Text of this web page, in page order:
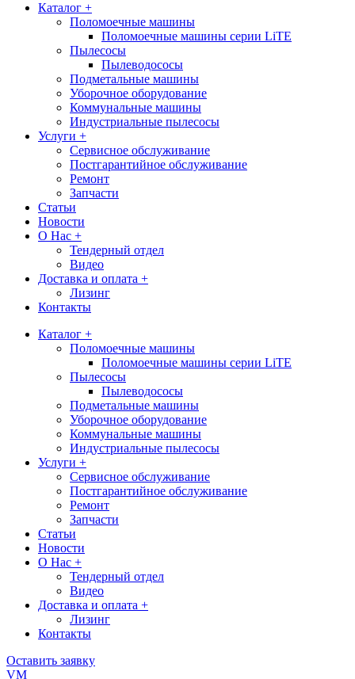
Каталог +
Поломоечные машины
Поломоечные машины серии LiTE
Пылесосы
Пылеводососы
Подметальные машины
Уборочное оборудование
Коммунальные машины
Индустриальные пылесосы
Услуги +
Сервисное обслуживание
Постгарантийное обслуживание
Ремонт
Запчасти
Статьи
Новости
О Нас +
Тендерный отдел
Видео
Доставка и оплата +
Лизинг
Контакты
Каталог +
Поломоечные машины
Поломоечные машины серии LiTE
Пылесосы
Пылеводососы
Подметальные машины
Уборочное оборудование
Коммунальные машины
Индустриальные пылесосы
Услуги +
Сервисное обслуживание
Постгарантийное обслуживание
Ремонт
Запчасти
Статьи
Новости
О Нас +
Тендерный отдел
Видео
Доставка и оплата +
Лизинг
Контакты
Оставить заявку
VM